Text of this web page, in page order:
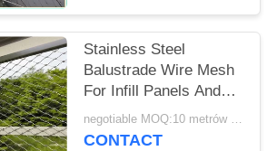
Stainless Steel
Balustrade Wire Mesh
For Infill Panels And
Railings Application
negotiable MOQ:10 metrów kwadratowych
CONTACT